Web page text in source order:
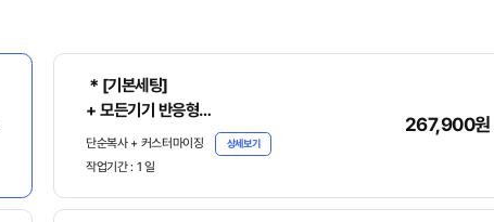
＊[기본세팅]
+ 모든기기 반응형
+ 원본파일, 매뉴얼 기본제공
기]를 클릭하여 주문서를 꼭 작성 바랍니다.
단순복사 + 커스터마이징 상세보기
작업기간 : 1 일
267,900원